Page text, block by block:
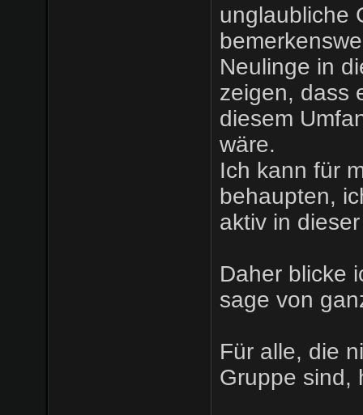
unglaubliche
Neulinge in
zeigen, dass
diesem
wäre.
Ich kann für
behaupten,
aktiv in
Daher blicke
sage von
Für alle, die
Gruppe sind,